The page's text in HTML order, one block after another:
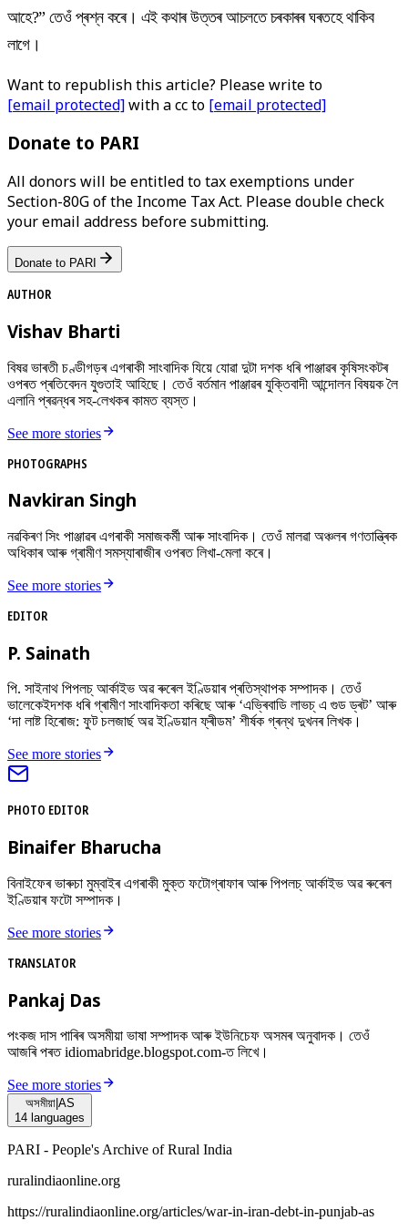
আহে?” তেওঁ প্ৰশ্ন কৰে। এই কথাৰ উত্তৰ আচলতে চৰকাৰৰ ঘৰতহে থাকিব
লাগে।
Want to republish this article? Please write to
[email protected]with a cc to [email protected]
Donate to PARI
All donors will be entitled to tax exemptions under
Section-80G of the Income Tax Act. Please double check
your email address before submitting.
Donate to PARI
AUTHOR
Vishav Bharti
বিষৱ ভাৰতী চণ্ডীগড়ৰ এগৰাকী সাংবাদিক যিয়ে যোৱা দুটা দশক ধৰি পাঞ্জাৱৰ কৃষিসংকটৰ
ওপৰত প্ৰতিবেদন যুগুতাই আহিছে। তেওঁ বৰ্তমান পাঞ্জাৱৰ যুক্তিবাদী আন্দোলন বিষয়ক লৈ
এলানি প্ৰৱন্ধৰ সহ-লেখকৰ কামত ব্যস্ত।
See more stories
PHOTOGRAPHS
Navkiran Singh
নৱকিৰণ সিং পাঞ্জাৱৰ এগৰাকী সমাজকৰ্মী আৰু সাংবাদিক। তেওঁ মালৱা অঞ্চলৰ গণতান্ত্ৰিক
অধিকাৰ আৰু গ্ৰামীণ সমস্যাৰাজীৰ ওপৰত লিখা-মেলা কৰে।
See more stories
EDITOR
P. Sainath
পি. সাইনাথ পিপলচ্ আৰ্কাইভ অৱ ৰুৰেল ইণ্ডিয়াৰ প্ৰতিস্থাপক সম্পাদক। তেওঁ
ভালেকেইদশক ধৰি গ্ৰামীণ সাংবাদিকতা কৰিছে আৰু ‘এভ্ৰিবাডি লাভচ্ এ গুড ড্ৰট’ আৰু
‘দা লাষ্ট হিৰোজ: ফুট চলজাৰ্ছ অৱ ইণ্ডিয়ান ফ্ৰীডম’ শীৰ্ষক গ্ৰন্থ দুখনৰ লিখক।
See more stories
PHOTO EDITOR
Binaifer Bharucha
বিনাইফেৰ ভাৰুচা মুম্বাইৰ এগৰাকী মুক্ত ফটোগ্ৰাফাৰ আৰু পিপলচ্ আৰ্কাইভ অৱ ৰুৰেল
ইণ্ডিয়াৰ ফটো সম্পাদক।
See more stories
TRANSLATOR
Pankaj Das
পংকজ দাস পাৰিৰ অসমীয়া ভাষা সম্পাদক আৰু ইউনিচেফ অসমৰ অনুবাদক। তেওঁ
আজৰি পৰত idiomabridge.blogspot.com-ত লিখে।
See more stories
অসমীয়া| AS
14 languages
PARI - People's Archive of Rural India
ruralindiaonline.org
https://ruralindiaonline.org/articles/war-in-iran-debt-in-punjab-as